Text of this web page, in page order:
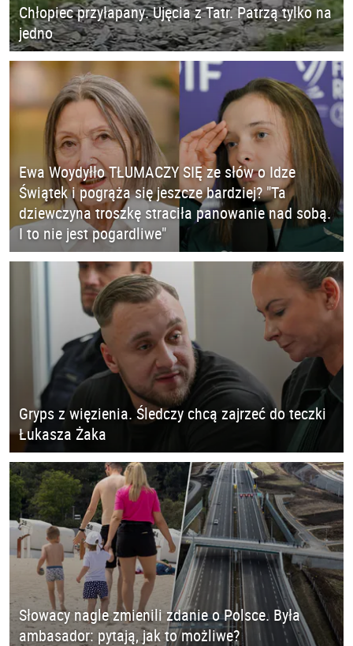
Chłopiec przyłapany. Ujęcia z Tatr. Patrzą tylko na
jedno
Ewa Woydyłło TŁUMACZY SIĘ ze słów o Idze
Świątek i pogrąża się jeszcze bardziej? "Ta
dziewczyna troszkę straciła panowanie nad sobą.
I to nie jest pogardliwe"
Gryps z więzienia. Śledczy chcą zajrzeć do teczki
Łukasza Żaka
Słowacy nagle zmienili zdanie o Polsce. Była
ambasador: pytają, jak to możliwe?